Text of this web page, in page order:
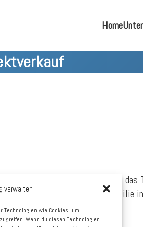
verwalten
wie Cookies, um
Wenn du diesen Technologien
Home
eines leerstehenden Gebäudes,
der die Immobilie in
ergebniswirksam.